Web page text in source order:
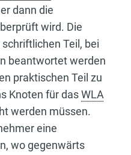
dann die
wird. Die
Teil, bei
beantwortet werden
praktischen Teil zu
Knoten für dasWLA
werden müssen.
eine
wo gegenwärts